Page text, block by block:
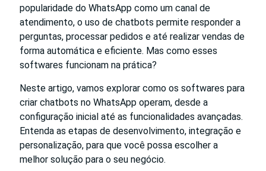
popularidade do WhatsApp como um canal de
atendimento, o uso de chatbots permite responder a
perguntas, processar pedidos e até realizar vendas de
forma automática e eficiente. Mas como esses
softwares funcionam na prática?
Neste artigo, vamos explorar como os softwares para
criar chatbots no WhatsApp operam, desde a
configuração inicial até as funcionalidades avançadas.
Entenda as etapas de desenvolvimento, integração e
personalização, para que você possa escolher a
melhor solução para o seu negócio.